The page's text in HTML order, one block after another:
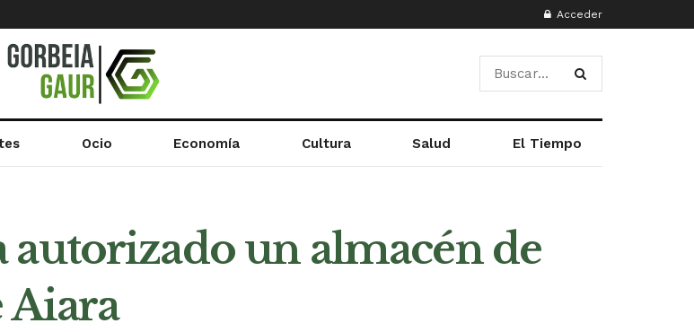
Acceder
Ocio Economía Cultura Salud El Tiempo
autorizado un almacén de
Aiara